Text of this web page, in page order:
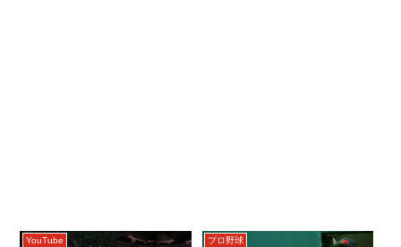
YouTube プロ野球